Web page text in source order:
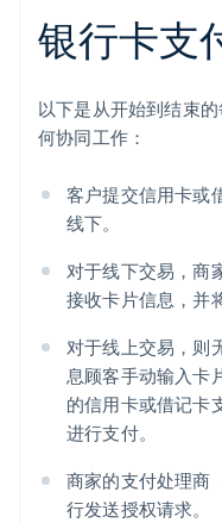
银行卡支
以下是从开始到结束
何协同工作：
客户提交信用卡或
线下。
对于线下交易，商
接收卡片信息，并
对于线上交易，则
息顾客手动输入卡
的信用卡或借记卡
进行支付。
商家的支付处理商
行发送授权请求。